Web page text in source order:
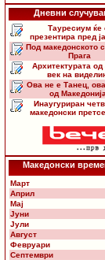
Дневни
Тауресиум ќе
презентира пред
Под македонското
Прага
Архитектурата од
век на
Ова не е Танец,
од
Инаугуриран
македонски
Македонски
Март
Април
Мај
Јуни
Јули
Август
Февруари
Септември